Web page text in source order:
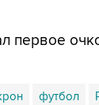
первое
футбол